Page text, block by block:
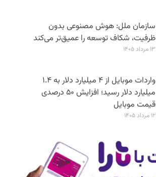
سازمان ملل: هوش مصنوعی بدون
ظرفیت، شکاف توسعه را عمیق‌تر می‌کند
۱۳ مرداد ۱۴۰۵
واردات موبایل از ۴ میلیارد دلار به ۱.۴
میلیارد دلار رسید؛ افزایش ۵۰ درصدی
قیمت موبایل
۱۲ مرداد ۱۴۰۵